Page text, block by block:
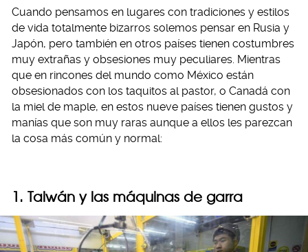
Cuando pensamos en lugares con tradiciones y estilos
de vida totalmente bizarros solemos pensar en Rusia y
Japón, pero también en otros países tienen costumbres
muy extrañas y obsesiones muy peculiares. Mientras
que en rincones del mundo como México están
obsesionados con los taquitos al pastor, o Canadá con
la miel de maple, en estos nueve países tienen gustos y
manías que son muy raras aunque a ellos les parezcan
la cosa más común y normal:
1. Taiwán y las máquinas de garra